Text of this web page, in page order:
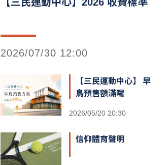
2026/07/30 12:00
【三民運動中心】 早
鳥預售額滿囉
2026/05/20 20:30
信仰體育聲明